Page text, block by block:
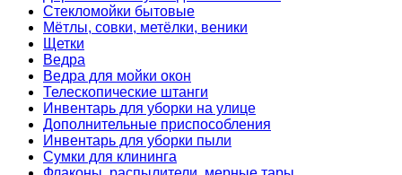
Стекломойки бытовые
Мётлы, совки, метёлки, веники
Щетки
Ведра
Ведра для мойки окон
Телескопические штанги
Инвентарь для уборки на улице
Дополнительные приспособления
Инвентарь для уборки пыли
Сумки для клининга